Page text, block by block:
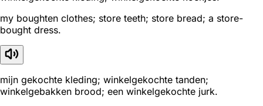
my boughten clothes; store teeth; store bread; a store-
bought dress.
mijn gekochte kleding; winkelgekochte tanden;
winkelgebakken brood; een winkelgekochte jurk.